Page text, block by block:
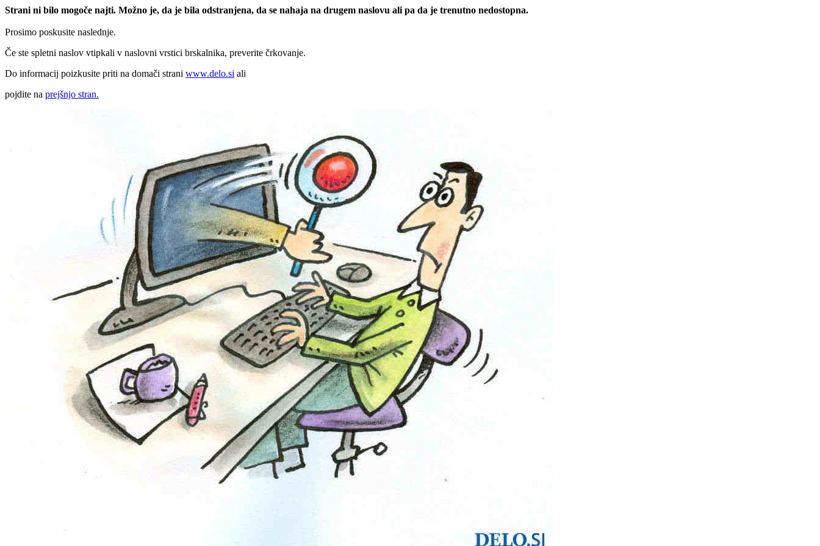
Strani ni bilo mogoče najti. Možno je, da je bila odstranjena, da se nahaja na drugem naslovu ali pa da je trenutno nedostopna.
Prosimo poskusite naslednje.
Če ste spletni naslov vtipkali v naslovni vrstici brskalnika, preverite črkovanje.
Do informacij poizkusite priti na domači strani www.delo.si ali
pojdite na prejšnjo stran.